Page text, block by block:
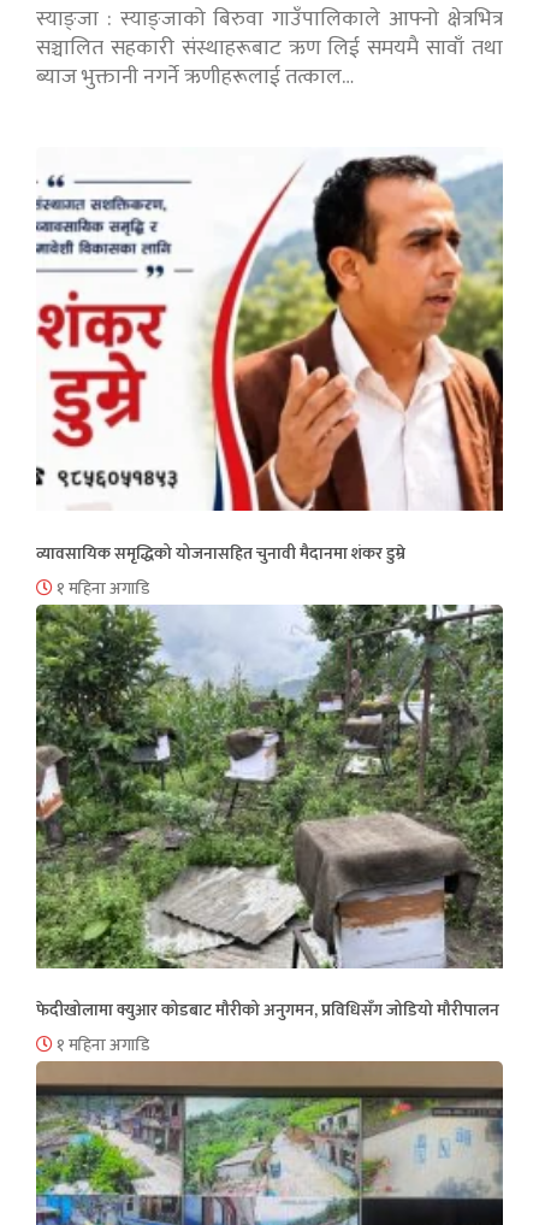
स्याङ्जा : स्याङ्जाको बिरुवा गाउँपालिकाले आफ्नो क्षेत्रभित्र
सञ्चालित सहकारी संस्थाहरूबाट ऋण लिई समयमै सावाँ तथा
ब्याज भुक्तानी नगर्ने ऋणीहरूलाई तत्काल…
व्यावसायिक समृद्धिको योजनासहित चुनावी मैदानमा शंकर डुम्रे
१ महिना अगाडि
फेदीखोलामा क्युआर कोडबाट मौरीको अनुगमन, प्रविधिसँग जोडियो मौरीपालन
१ महिना अगाडि